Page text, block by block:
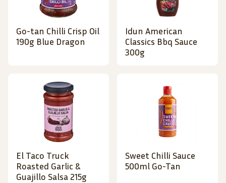
Go-tan Chilli Crisp Oil
190g Blue Dragon
Idun American
Classics Bbq Sauce
300g
El Taco Truck
Roasted Garlic &
Guajillo Salsa 215g
Sweet Chilli Sauce
500ml Go-Tan